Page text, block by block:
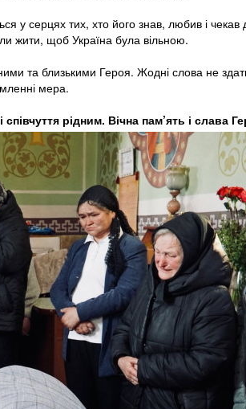
у серцях тих, хто його знав, любив і чекав
жити, щоб Україна була вільною.
та близькими Героя. Жодні слова не
мера.
рідним. Вічна пам’ять і слава